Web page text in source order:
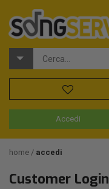
Accedi
home accedi
Customer Login